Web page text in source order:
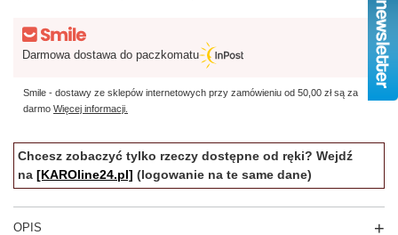
Darmowa dostawa do paczkomatu
Smile - dostawy ze sklepów internetowych przy zamówieniu od 50,00 złsą za
darmo Więcej informacji.
Chcesz zobaczyć tylko rzeczy dostępne od ręki? Wejdź
na [KAROline24.pl] (logowanie na te same dane)
OPIS